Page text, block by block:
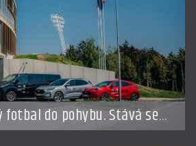
fotbal do pohybu. Stává se
FAČR